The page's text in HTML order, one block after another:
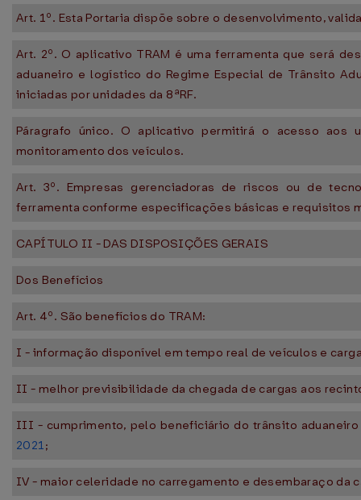
Art. 1º. Esta Portaria dispõe sobre o desenvolvimento,
Art. 2º. O aplicativo TRAM é uma ferramenta que será
aduaneiro e logístico do Regime Especial de Trânsito
iniciadas por unidades da 8ªRF.
Páragrafo único. O aplicativo permitirá o acesso
monitoramento dos veículos.
Art. 3º. Empresas gerenciadoras de riscos ou de
ferramenta conforme especificações básicas e requisitos
CAPÍTULO II - DAS DISPOSIÇÕES GERAIS
Dos Benefícios
Art. 4º. São benefícios do TRAM:
I - informação disponível em tempo real de veículos e
II - melhor previsibilidade da chegada de cargas aos
III - cumprimento, pelo beneficiário do trânsito
2021;
IV - maior celeridade no carregamento e desembaraço da